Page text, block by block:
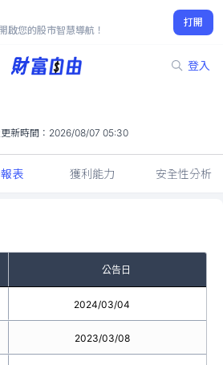
啟您的股市智慧導航！
打開
登入
-5.76%
新時間： 2026/08/07 05:30
表 獲利能力 安全性分析
公告日
2024/03/04
2023/03/08